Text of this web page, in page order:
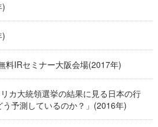
)
)
料IRセミナー大阪会場(2017年)
カ大統領選挙の結果に見る日本の行
予測しているのか？」(2016年)